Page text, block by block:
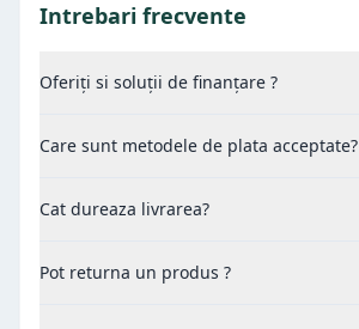
Intrebari frecvente
Oferiți si soluții de finanțare ?
Care sunt metodele de plata acceptate?
Cat dureaza livrarea?
Pot returna un produs ?